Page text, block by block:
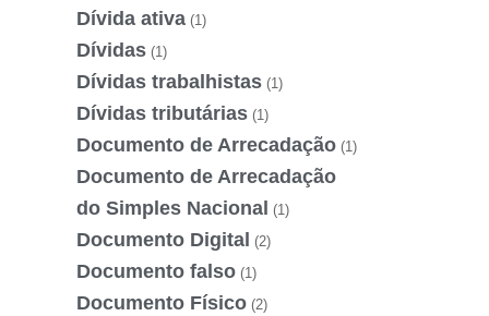
Dívida ativa (1)
Dívidas (1)
Dívidas trabalhistas (1)
Dívidas tributárias (1)
Documento de Arrecadação (1)
Documento de Arrecadação
do Simples Nacional (1)
Documento Digital (2)
Documento falso (1)
Documento Físico (2)